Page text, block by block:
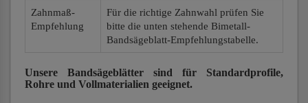
Zahnmaß-
Empfehlung
Für die richtige Zahnwahl prüfen Sie
bitte die unten stehende Bimetall-
Bandsägeblatt-Empfehlungstabelle.
Unsere Bandsägeblätter sind für Standardprofile,
Rohre und Vollmaterialien geeignet.